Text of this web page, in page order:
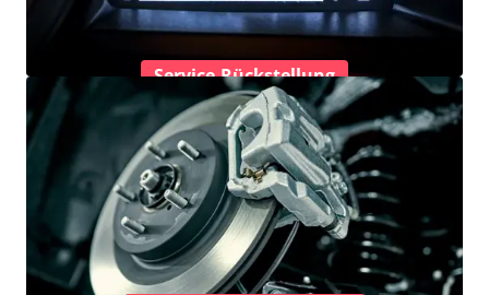
Service-Rückstellung